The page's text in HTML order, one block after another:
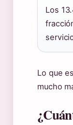
Los
Lo que
mucho